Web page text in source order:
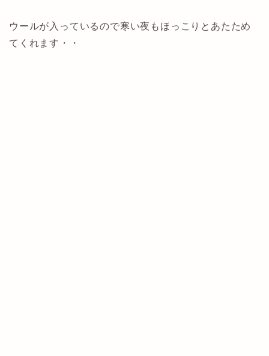
ウールが入っているので寒い夜もほっこりとあたため
てくれます・・